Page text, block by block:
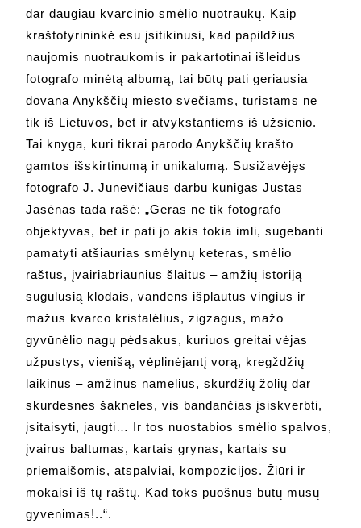
dar daugiau kvarcinio smėlio nuotraukų. Kaip
kraštotyrininkė esu įsitikinusi, kad papildžius
naujomis nuotraukomis ir pakartotinai išleidus
fotografo minėtą albumą, tai būtų pati geriausia
dovana Anykščių miesto svečiams, turistams ne
tik iš Lietuvos, bet ir atvykstantiems iš užsienio.
Tai knyga, kuri tikrai parodo Anykščių krašto
gamtos išskirtinumą ir unikalumą. Susižavėjęs
fotografo J. Junevičiaus darbu kunigas Justas
Jasėnas tada rašė: „Geras ne tik fotografo
objektyvas, bet ir pati jo akis tokia imli, sugebanti
pamatyti atšiaurias smėlynų keteras, smėlio
raštus, įvairiabriaunius šlaitus – amžių istoriją
sugulusią klodais, vandens išplautus vingius ir
mažus kvarco kristalėlius, zigzagus, mažo
gyvūnėlio nagų pėdsakus, kuriuos greitai vėjas
užpustys, vienišą, vėplinėjantį vorą, kregždžių
laikinus – amžinus namelius, skurdžių žolių dar
skurdesnes šakneles, vis bandančias įsiskverbti,
įsitaisyti, įaugti… Ir tos nuostabios smėlio spalvos,
įvairus baltumas, kartais grynas, kartais su
priemaišomis, atspalviai, kompozicijos. Žiūri ir
mokaisi iš tų raštų. Kad toks puošnus būtų mūsų
gyvenimas!..“.